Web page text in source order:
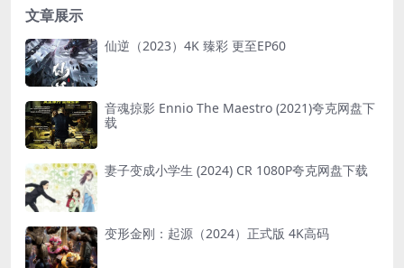
文章展示
仙逆（2023）4K 臻彩 更至EP60
音魂掠影 Ennio The Maestro (2021)夸克网盘下
载
妻子变成小学生 (2024) CR 1080P夸克网盘下载
变形金刚：起源（2024）正式版 4K高码